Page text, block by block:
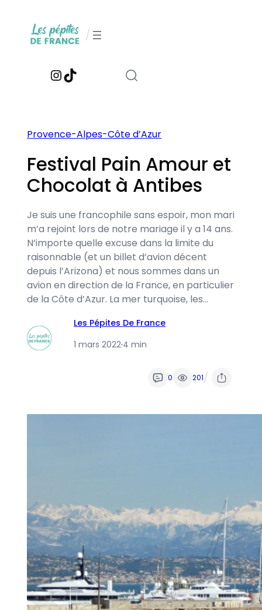
contenu
/
Instagram
TikTok
Provence-Alpes-Côte d’Azur
Festival Pain Amour et
Chocolat à Antibes
Je suis une francophile sans espoir, mon mari
m’a rejoint lors de notre mariage il y a 14 ans.
N’importe quelle excuse dans la limite du
raisonnable (et un billet d’avion décent
depuis l’Arizona) et nous sommes dans un
avion en direction de la France, en particulier
de la Côte d’Azur. La mer turquoise, les…
Les Pépites De France
1 mars 2022·4 min
0 201/